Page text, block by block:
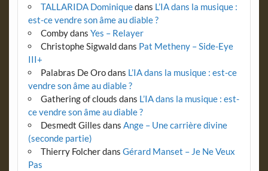
TALLARIDA Dominiquedans L’IA dans la musique :
est-ce vendre son âme au diable ?
Combydans Yes – Relayer
Christophe Sigwalddans Pat Metheny – Side-Eye
III+
Palabras De Orodans L’IA dans la musique : est-ce
vendre son âme au diable ?
Gathering of clouds dans L’IA dans la musique : est-
ce vendre son âme au diable ?
Desmedt Gilles dans Ange – Une carrière divine
(seconde partie)
Thierry Folcherdans Gérard Manset – Je Ne Veux
Pas